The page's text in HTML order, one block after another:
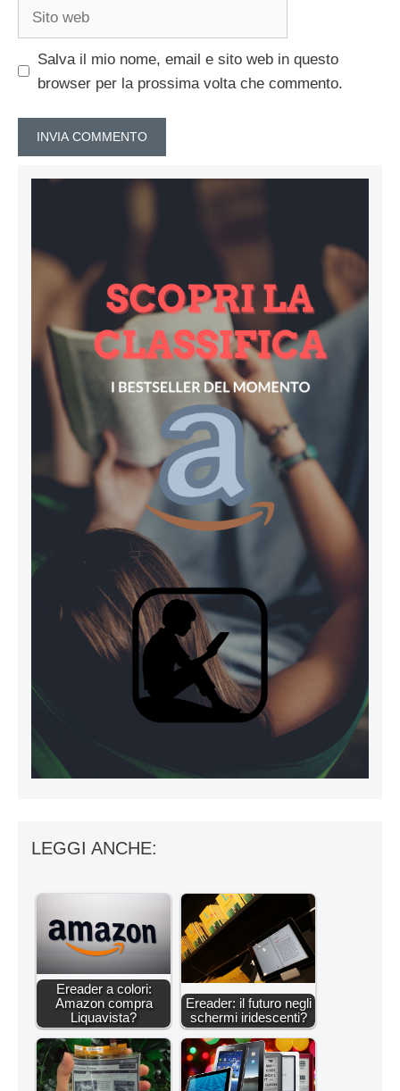
Salva il mio nome, email e sito web in questo
browser per la prossima volta che commento.
LEGGI ANCHE:
Ereader a colori:
Amazon compra
Liquavista?
Ereader: il futuro negli
schermi iridescenti?